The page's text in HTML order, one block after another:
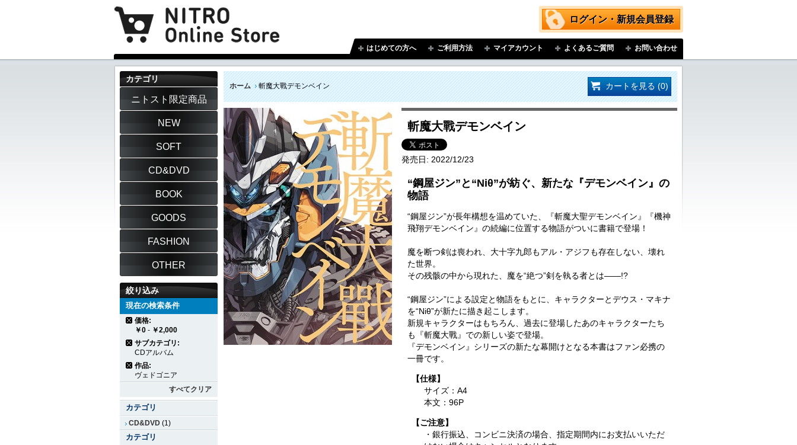
ログイン・新規会員登録
はじめての方へ ご利用方法 マイアカウント よくあるご質問 お問い合わせ
ホーム 斬魔大戰デモンベイン カートを見る (0)
斬魔大戰デモンベイン
発売日: 2022/12/23
“鋼屋ジン”と“Niθ”が紡ぐ、新たな『デモンベイン』の
物語
“鋼屋ジン”が長年構想を温めていた、『斬魔大聖デモンベイン』『機神
飛翔デモンベイン』の続編に位置する物語がついに書籍で登場！
魔を断つ剣は喪われ、大十字九郎もアル・アジフも存在しない、壊れ
た世界。
その残骸の中から現れた、魔を“絶つ”剣を執る者とは――!?
“鋼屋ジン”による設定と物語をもとに、キャラクターとデウス・マキナ
を“Niθ”が新たに描き起こします。
新規キャラクターはもちろん、過去に登場したあのキャラクターたち
も『斬魔大戰』での新しい姿で登場。
『デモンベイン』シリーズの新たな幕開けとなる本書はファン必携の
一冊です。
【仕様】
サイズ：A4
本文：96P
【ご注意】
・銀行振込、コンビニ決済の場合、指定期間内にお支払いいただ
カテゴリ
ニトスト限定商品
NEW
SOFT
CD&DVD
BOOK
GOODS
FASHION
OTHER
絞り込み
現在の検索条件
価格:
￥0 - ￥2,000
サブカテゴリ:
CDアルバム
作品:
ヴェドゴニア
すべてクリア
カテゴリ
CD&DVD (1)
カテゴリ